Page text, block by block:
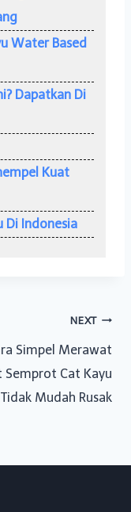
Water Based
Dapatkan Di
Kuat
Di Indonesia
NEXT
Simpel Merawat
Semprot Cat Kayu
Mudah Rusak